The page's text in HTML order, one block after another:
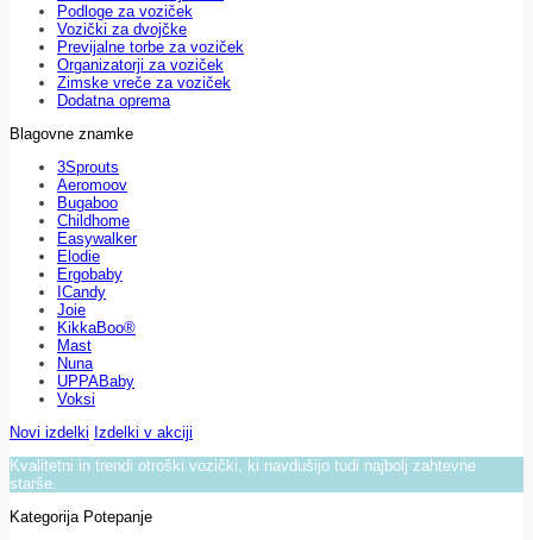
Podloge za voziček
Vozički za dvojčke
Previjalne torbe za voziček
Organizatorji za voziček
Zimske vreče za voziček
Dodatna oprema
Blagovne znamke
3Sprouts
Aeromoov
Bugaboo
Childhome
Easywalker
Elodie
Ergobaby
ICandy
Joie
KikkaBoo®
Mast
Nuna
UPPABaby
Voksi
Novi izdelki Izdelki v akciji
Kvalitetni in trendi otroški vozički, ki navdušijo tudi najbolj zahtevne
starše.
Kategorija Potepanje